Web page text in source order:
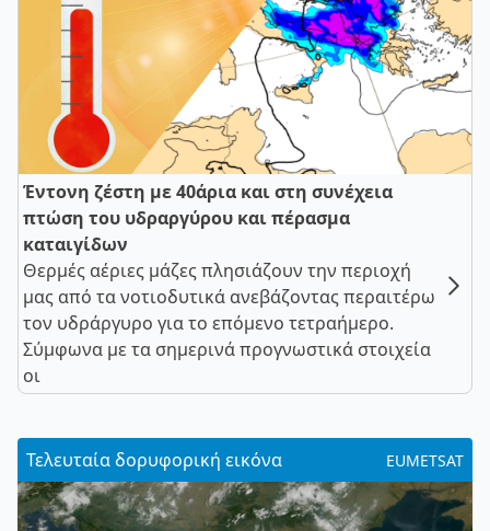
Έντονη ζέστη με 40άρια και στη συνέχεια
πτώση του υδραργύρου και πέρασμα
καταιγίδων
Θερμές αέριες μάζες πλησιάζουν την περιοχή
μας από τα νοτιοδυτικά ανεβάζοντας περαιτέρω
τον υδράργυρο για το επόμενο τετραήμερο.
Σύμφωνα με τα σημερινά προγνωστικά στοιχεία
οι
Τελευταία δορυφορική εικόνα EUMETSAT